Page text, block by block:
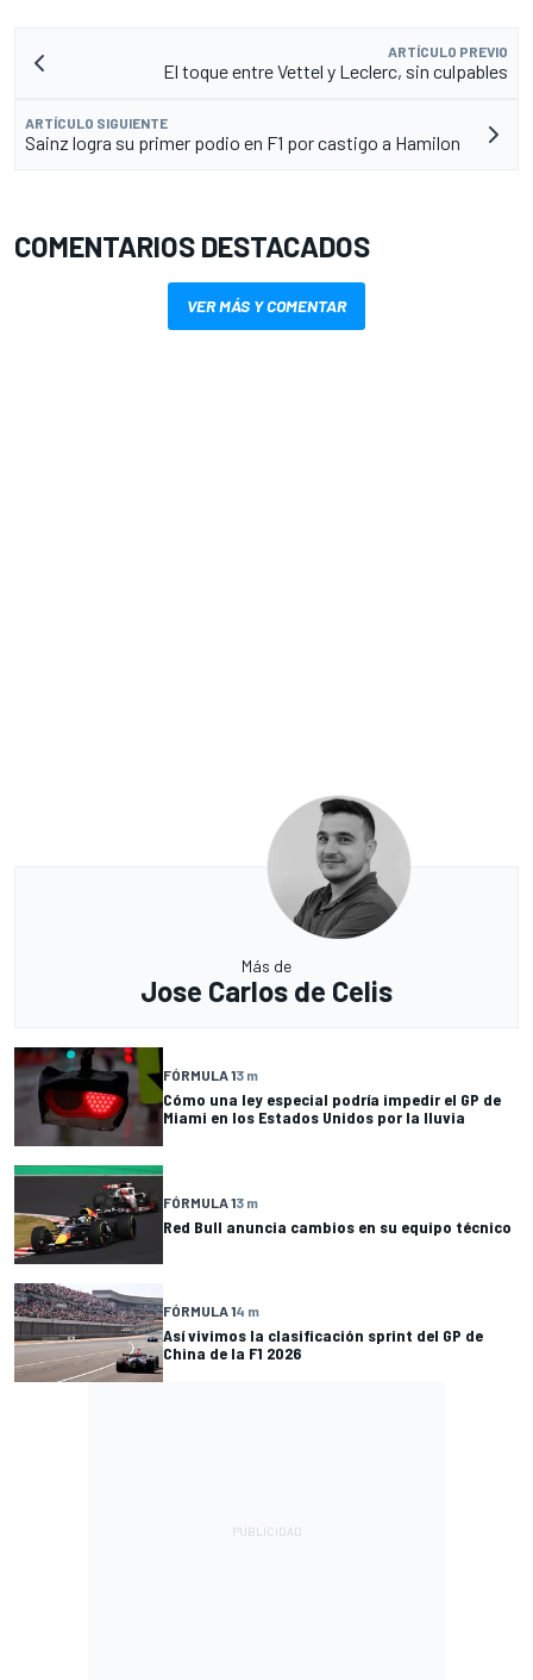
ARTÍCULO PREVIO
El toque entre Vettel y Leclerc, sin culpables
ARTÍCULO SIGUIENTE
Sainz logra su primer podio en F1 por castigo a Hamilon
COMENTARIOS DESTACADOS
VER MÁS Y COMENTAR
Más de
Jose Carlos de Celis
FÓRMULA 13 m
Cómo una ley especial podría impedir el GP de
Miami en los Estados Unidos por la lluvia
FÓRMULA 13 m
Red Bull anuncia cambios en su equipo técnico
FÓRMULA 14 m
Así vivimos la clasificación sprint del GP de
China de la F1 2026